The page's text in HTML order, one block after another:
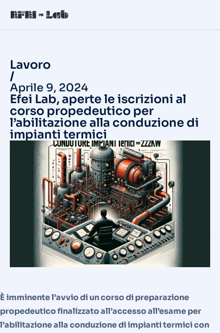
Lavoro
/
Aprile 9, 2024
Efei Lab, aperte le iscrizioni al
corso propedeutico per
l’abilitazione alla conduzione di
impianti termici
È imminente l’avvio di un corso di preparazione
propedeutico finalizzato all’accesso all’esame per
l’abilitazione alla conduzione di impianti termici con